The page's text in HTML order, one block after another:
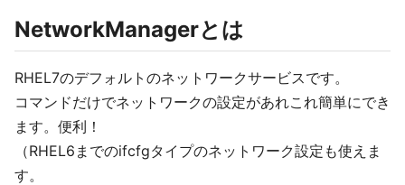
NetworkManagerとは
RHEL7のデフォルトのネットワークサービスです。
コマンドだけでネットワークの設定があれこれ簡単にでき
ます。便利！
（RHEL6までのifcfgタイプのネットワーク設定も使えま
す。